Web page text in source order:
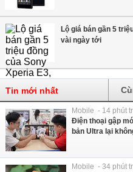
Lộ giá bán gần 5
vài ngày tới
Tin mới nhất
Mobile - 14 phút
Điện thoại gập
bản Ultra lại
Mobile - 34 phút